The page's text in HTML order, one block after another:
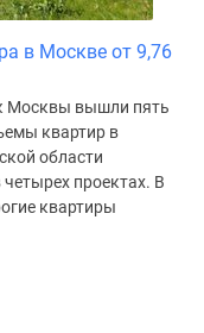
в Москве от 9,76
Москвы вышли пять
квартир в
области
проектах. В
квартиры